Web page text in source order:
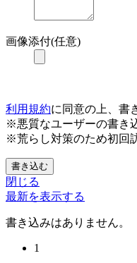
画像添付(任意)
利用規約に同意の上、書
※悪質なユーザーの書き
※荒らし対策のため初回
書き込む
閉じる
最新を表示する
書き込みはありません。
1